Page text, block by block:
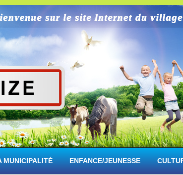
MUNICIPALITÉ ENFANCE/JEUNESSE